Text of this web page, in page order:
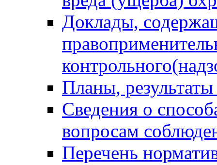
Доклады,
Планы,
Сведения о
вопросам
Перечень